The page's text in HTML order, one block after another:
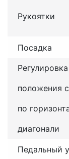
Рукоятки
Посадка
Регулировка
положения
по
диагонали
Педальный